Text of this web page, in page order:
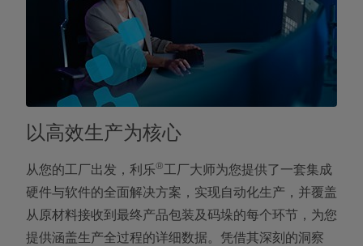
以高效生产为核心
从您的工厂出发，利乐®工厂大师为您提供了一套集成
硬件与软件的全面解决方案，实现自动化生产，并覆盖
从原材料接收到最终产品包装及码垛的每个环节，为您
提供涵盖生产全过程的详细数据。凭借其深刻的洞察